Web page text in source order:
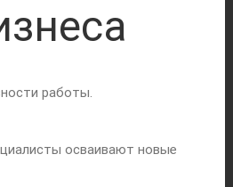
работы.
осваивают новые